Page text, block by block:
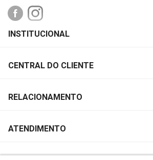
PAGAMENTO
INSTITUCIONAL
CENTRAL DO CLIENTE
RELACIONAMENTO
ATENDIMENTO